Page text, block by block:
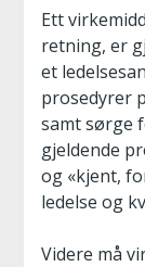
Ett
retning, er
et
prosedyrer
samt sørge
gjeldende
og «kjent,
ledelse og
Videre må